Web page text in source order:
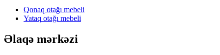
Qonaq otağı mebeli
Yataq otağı mebeli
Əlaqə mərkəzi